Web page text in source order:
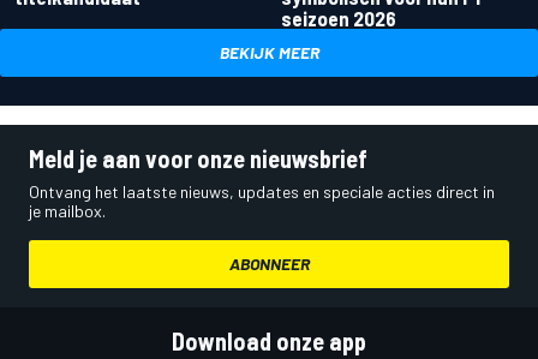
seizoen 2026
BEKIJK MEER
Meld je aan voor onze nieuwsbrief
Ontvang het laatste nieuws, updates en speciale acties direct in
je mailbox.
ABONNEER
Download onze app